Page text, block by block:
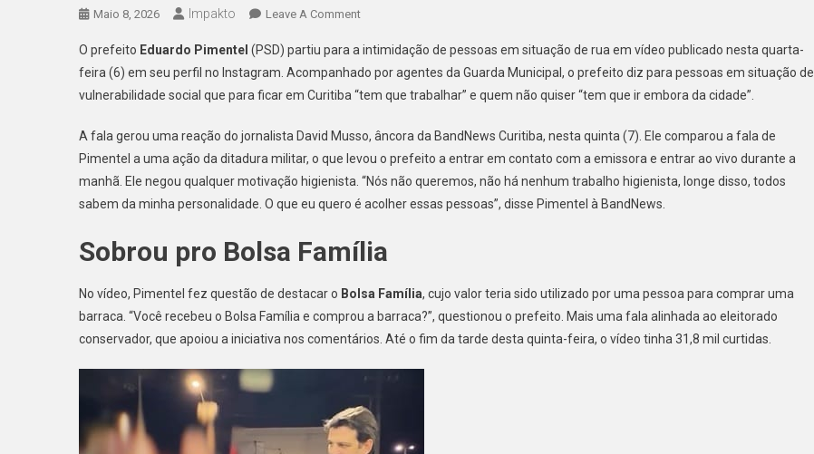
Maio 8, 2026 Impakto Leave A CommentOn
Intimida
Pessoas
Em
De
Rua
Para
Agradar
Conservador
O prefeito Eduardo Pimentel (PSD) partiu para a intimidação de pessoas em situação de rua em vídeo publicado nesta quarta-
feira (6) em seu perfil no Instagram. Acompanhado por agentes da Guarda Municipal, o prefeito diz para pessoas em situação de
vulnerabilidade social que para ficar em Curitiba “tem que trabalhar” e quem não quiser “tem que ir embora da cidade”.
A fala gerou uma reação do jornalista David Musso, âncora da BandNews Curitiba, nesta quinta (7). Ele comparou a fala de
Pimentel a uma ação da ditadura militar, o que levou o prefeito a entrar em contato com a emissora e entrar ao vivo durante a
manhã. Ele negou qualquer motivação higienista. “Nós não queremos, não há nenhum trabalho higienista, longe disso, todos
sabem da minha personalidade. O que eu quero é acolher essas pessoas”, disse Pimentel à BandNews.
Sobrou pro Bolsa Família
No vídeo, Pimentel fez questão de destacar o Bolsa Família, cujo valor teria sido utilizado por uma pessoa para comprar uma
barraca. “Você recebeu o Bolsa Família e comprou a barraca?”, questionou o prefeito. Mais uma fala alinhada ao eleitorado
conservador, que apoiou a iniciativa nos comentários. Até o fim da tarde desta quinta-feira, o vídeo tinha 31,8 mil curtidas.